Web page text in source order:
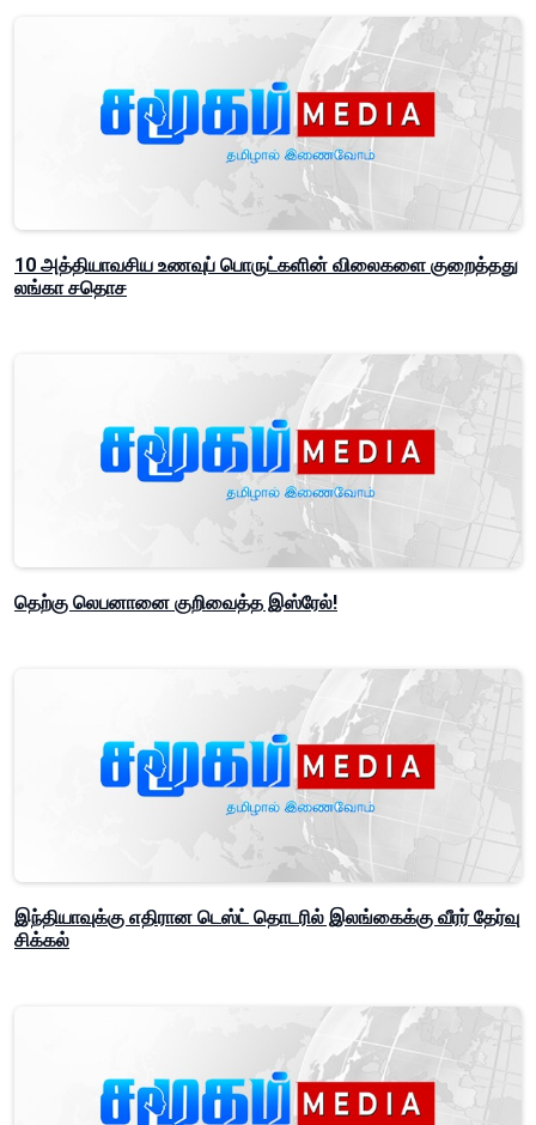
10 அத்தியாவசிய உணவுப் பொருட்களின் விலைகளை குறைத்தது
லங்கா சதொச
தெற்கு லெபனானை குறிவைத்த இஸ்ரேல்!
இந்தியாவுக்கு எதிரான டெஸ்ட் தொடரில் இலங்கைக்கு வீரர் தேர்வு
சிக்கல்